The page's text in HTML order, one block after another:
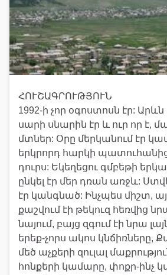
ՀՈՒՇԱԳՐՈՒԹՅՈՒՆ
1992-ի չոր օգոստոսն էր:
սարի սնարին էր և ուր որ է,
մտներ: Օրը մերկանում էր
երկրորդ հարկի պատուհանից
դուրս: Եկեղեցու գմբեթի
ընկել էր մեր դռան առջև:
էր կանգնած: Ինչպես միշտ,
քաշվում էի թեկուզ հեռվից
նայում, բայց զգում էի նրա
երեք-չորս ակոս կնճիռները,
մեծ աչքերի զուլալ
հոնքերի կամարը, փոքր-ինչ